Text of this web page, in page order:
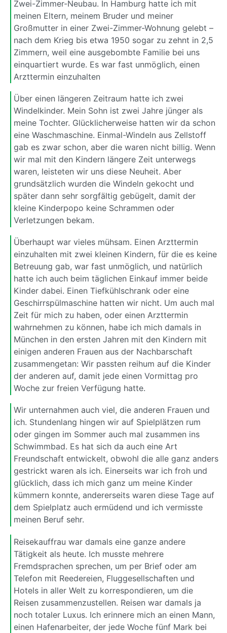
Zwei-Zimmer-Neubau. In Hamburg hatte ich mit
meinen Eltern, meinem Bruder und meiner
Großmutter in einer Zwei-Zimmer-Wohnung gelebt –
nach dem Krieg bis etwa 1950 sogar zu zehnt in 2,5
Zimmern, weil eine ausgebombte Familie bei uns
einquartiert wurde. Es war fast unmöglich, einen
Arzttermin einzuhalten
Über einen längeren Zeitraum hatte ich zwei
Windelkinder. Mein Sohn ist zwei Jahre jünger als
meine Tochter. Glücklicherweise hatten wir da schon
eine Waschmaschine. Einmal-Windeln aus Zellstoff
gab es zwar schon, aber die waren nicht billig. Wenn
wir mal mit den Kindern längere Zeit unterwegs
waren, leisteten wir uns diese Neuheit. Aber
grundsätzlich wurden die Windeln gekocht und
später dann sehr sorgfältig gebügelt, damit der
kleine Kinderpopo keine Schrammen oder
Verletzungen bekam.
Überhaupt war vieles mühsam. Einen Arzttermin
einzuhalten mit zwei kleinen Kindern, für die es keine
Betreuung gab, war fast unmöglich, und natürlich
hatte ich auch beim täglichen Einkauf immer beide
Kinder dabei. Einen Tiefkühlschrank oder eine
Geschirrspülmaschine hatten wir nicht. Um auch mal
Zeit für mich zu haben, oder einen Arzttermin
wahrnehmen zu können, habe ich mich damals in
München in den ersten Jahren mit den Kindern mit
einigen anderen Frauen aus der Nachbarschaft
zusammengetan: Wir passten reihum auf die Kinder
der anderen auf, damit jede einen Vormittag pro
Woche zur freien Verfügung hatte.
Wir unternahmen auch viel, die anderen Frauen und
ich. Stundenlang hingen wir auf Spielplätzen rum
oder gingen im Sommer auch mal zusammen ins
Schwimmbad. Es hat sich da auch eine Art
Freundschaft entwickelt, obwohl die alle ganz anders
gestrickt waren als ich. Einerseits war ich froh und
glücklich, dass ich mich ganz um meine Kinder
kümmern konnte, andererseits waren diese Tage auf
dem Spielplatz auch ermüdend und ich vermisste
meinen Beruf sehr.
Reisekauffrau war damals eine ganze andere
Tätigkeit als heute. Ich musste mehrere
Fremdsprachen sprechen, um per Brief oder am
Telefon mit Reedereien, Fluggesellschaften und
Hotels in aller Welt zu korrespondieren, um die
Reisen zusammenzustellen. Reisen war damals ja
noch totaler Luxus. Ich erinnere mich an einen Mann,
einen Hafenarbeiter, der jede Woche fünf Mark bei